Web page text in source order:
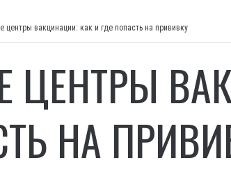
центры вакцинации: как и где попасть на прививку
ЦЕНТРЫ
НА